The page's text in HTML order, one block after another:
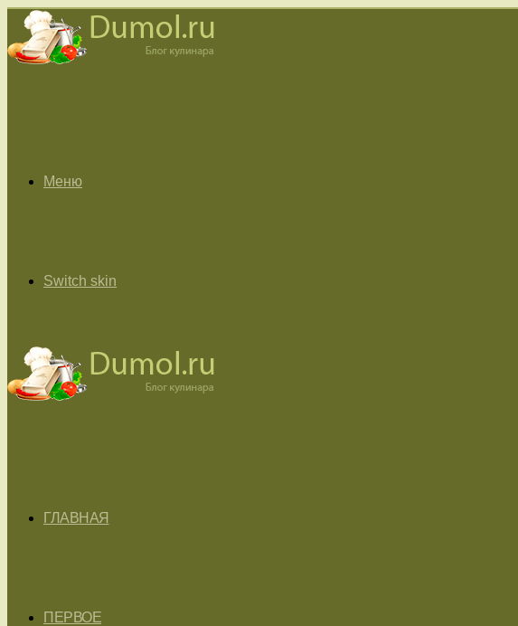
Меню
Switch skin
ГЛАВНАЯ
ПЕРВОЕ